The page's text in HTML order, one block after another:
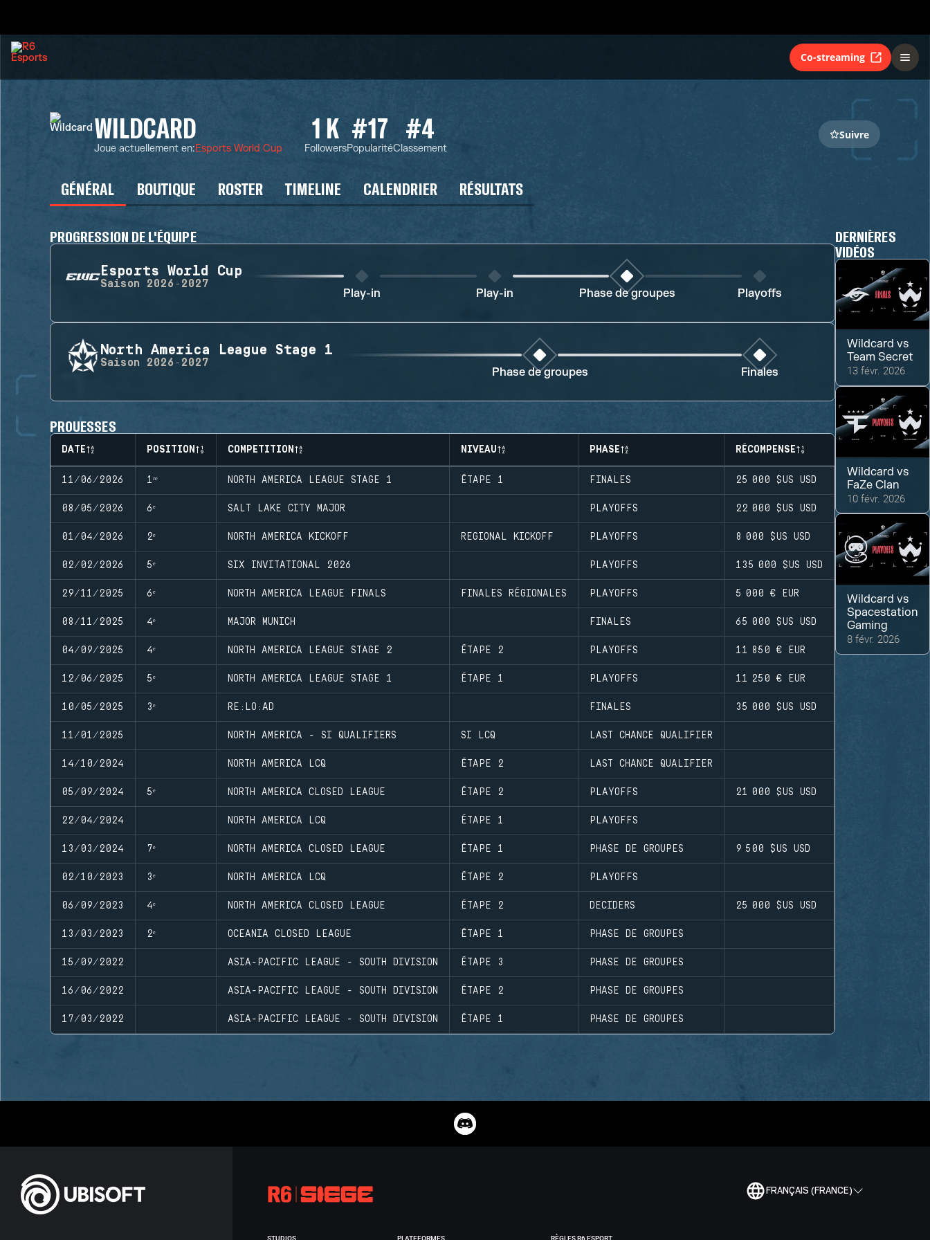
Co-streaming
WILDCARD
Joue actuellement en:Esports World Cup
1 K
Followers
#17
Popularité
#4
Classement
Suivre
GÉNÉRAL BOUTIQUE ROSTER TIMELINE CALENDRIER RÉSULTATS
PROGRESSION DE L'ÉQUIPE
Esports World Cup
Saison 2026-2027
Play-in Play-in Phase de groupes Playoffs
North America League Stage 1
Saison 2026-2027
Phase de groupes Finales
PROUESSES
DATE POSITION COMPETITION NIVEAU PHASE RÉCOMPENSE
11/06/2026 1ʳᵉ NORTH AMERICA LEAGUE STAGE 1 ÉTAPE 1 FINALES 25 000 $US USD
08/05/2026 6ᵉ SALT LAKE CITY MAJOR PLAYOFFS 22 000 $US USD
01/04/2026 2ᵉ NORTH AMERICA KICKOFF REGIONAL KICKOFF PLAYOFFS 8 000 $US USD
02/02/2026 5ᵉ SIX INVITATIONAL 2026 PLAYOFFS 135 000 $US USD
29/11/2025 6ᵉ NORTH AMERICA LEAGUE FINALS FINALES RÉGIONALES PLAYOFFS 5 000 € EUR
08/11/2025 4ᵉ MAJOR MUNICH FINALES 65 000 $US USD
04/09/2025 4ᵉ NORTH AMERICA LEAGUE STAGE 2 ÉTAPE 2 PLAYOFFS 11 850 € EUR
12/06/2025 5ᵉ NORTH AMERICA LEAGUE STAGE 1 ÉTAPE 1 PLAYOFFS 11 250 € EUR
10/05/2025 3ᵉ RE:LO:AD FINALES 35 000 $US USD
11/01/2025 NORTH AMERICA - SI QUALIFIERS SI LCQ LAST CHANCE QUALIFIER
14/10/2024 NORTH AMERICA LCQ ÉTAPE 2 LAST CHANCE QUALIFIER
05/09/2024 5ᵉ NORTH AMERICA CLOSED LEAGUE ÉTAPE 2 PLAYOFFS 21 000 $US USD
22/04/2024 NORTH AMERICA LCQ ÉTAPE 1 PLAYOFFS
13/03/2024 7ᵉ NORTH AMERICA CLOSED LEAGUE ÉTAPE 1 PHASE DE GROUPES 9 500 $US USD
02/10/2023 3ᵉ NORTH AMERICA LCQ ÉTAPE 2 PLAYOFFS
06/09/2023 4ᵉ NORTH AMERICA CLOSED LEAGUE ÉTAPE 2 DECIDERS 25 000 $US USD
13/03/2023 2ᵉ OCEANIA CLOSED LEAGUE ÉTAPE 1 PHASE DE GROUPES
15/09/2022 ASIA-PACIFIC LEAGUE - SOUTH DIVISION ÉTAPE 3 PHASE DE GROUPES
16/06/2022 ASIA-PACIFIC LEAGUE - SOUTH DIVISION ÉTAPE 2 PHASE DE GROUPES
17/03/2022 ASIA-PACIFIC LEAGUE - SOUTH DIVISION ÉTAPE 1 PHASE DE GROUPES
DERNIÈRES
VIDÉOS
Wildcard vs
Team Secret
13 févr. 2026
Wildcard vs
FaZe Clan
10 févr. 2026
Wildcard vs
Spacestation
Gaming
8 févr. 2026
FRANÇAIS (FRANCE)
STUDIOS PLATEFORMES RÈGLES R6 ESPORT